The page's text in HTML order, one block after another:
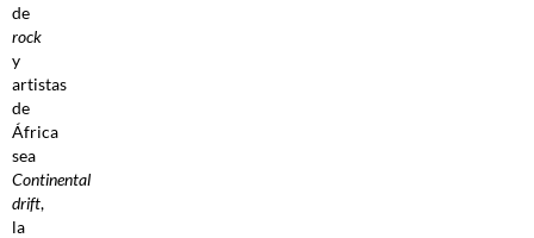
de
rock
y
artistas
de
África
sea
Continental
drift,
la